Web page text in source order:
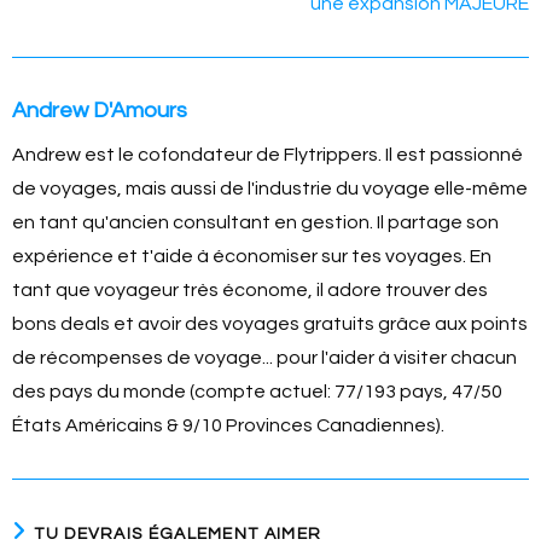
une expansion MAJEURE
Andrew D'Amours
Andrew est le cofondateur de Flytrippers. Il est passionné
de voyages, mais aussi de l'industrie du voyage elle-même
en tant qu'ancien consultant en gestion. Il partage son
expérience et t'aide à économiser sur tes voyages. En
tant que voyageur très économe, il adore trouver des
bons deals et avoir des voyages gratuits grâce aux points
de récompenses de voyage... pour l'aider à visiter chacun
des pays du monde (compte actuel: 77/193 pays, 47/50
États Américains & 9/10 Provinces Canadiennes).
TU DEVRAIS ÉGALEMENT AIMER